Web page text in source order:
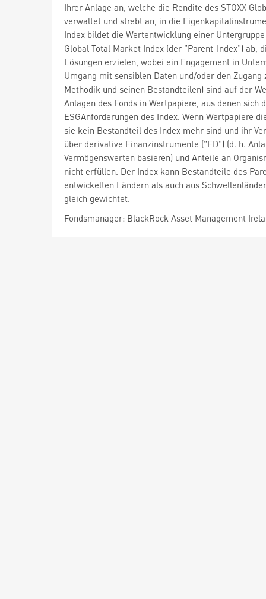
Ihrer Anlage an, welche die Rendite des STOXX
verwaltet und strebt an, in die
Index bildet die Wertentwicklung einer
Global Total Market Index (der "Parent-Index")
Lösungen erzielen, wobei ein Engagement in
Umgang mit sensiblen Daten und/oder den
Methodik und seinen Bestandteilen) sind auf der
Anlagen des Fonds in Wertpapiere, aus denen
ESGAnforderungen des Index. Wenn Wertpapiere
sie kein Bestandteil des Index mehr sind und ihr
über derivative Finanzinstrumente ("FD") (d. h.
Vermögenswerten basieren) und Anteile an
nicht erfüllen. Der Index kann Bestandteile des
entwickelten Ländern als auch aus
gleich gewichtet.
Fondsmanager: BlackRock Asset Management